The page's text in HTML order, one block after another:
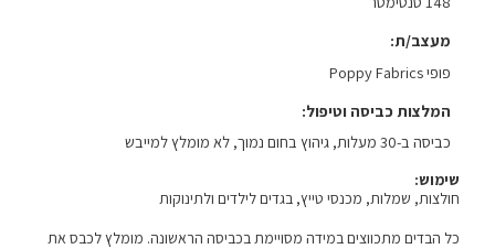
מעצב/ת
פופי Poppy Fabrics
המלצות כביסה וטיפול
כביסה ב-30 מעלות, גיהוץ בחום נמוך, לא מומלץ למייבש
שימוש:
חולצות, שמלות, מכנסי טייץ, בגדים לילדים ולתינוקות
כל הבדים מתכווצים במידה מסויימת בכביסה הראשונה. מומלץ לכבס את